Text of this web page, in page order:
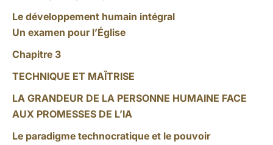
Le développement humain intégral
Un examen pour l’Église
Chapitre 3
TECHNIQUE ET MAÎTRISE
LA GRANDEUR DE LA PERSONNE HUMAINE FACE
AUX PROMESSES DE L’IA
Le paradigme technocratique et le pouvoir